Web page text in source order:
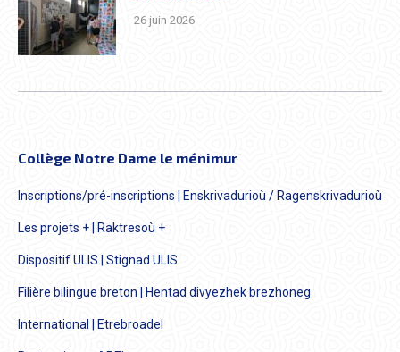
26 juin 2026
Collège Notre Dame le ménimur
Inscriptions/pré-inscriptions | Enskrivadurioù / Ragenskrivadurioù
Les projets + | Raktresoù +
Dispositif ULIS | Stignad ULIS
Filière bilingue breton | Hentad divyezhek brezhoneg
International | Etrebroadel